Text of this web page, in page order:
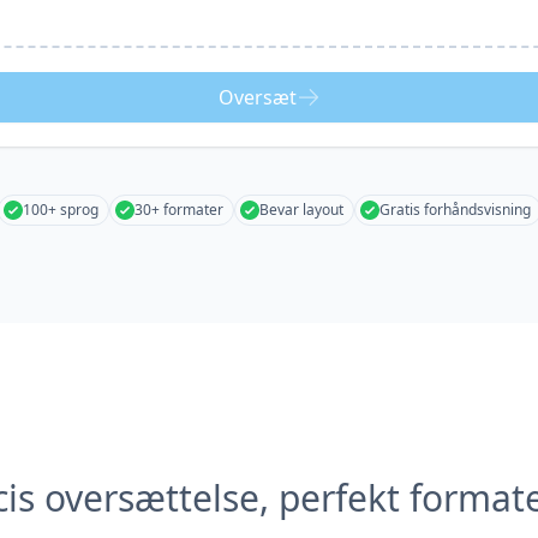
Oversæt
100+ sprog 30+ formater Bevar layout Gratis forhåndsvisning
oversættelse, perfekt